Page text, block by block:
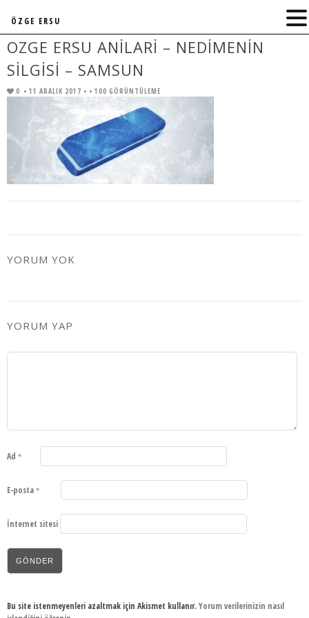
OZGE ERSU ANILARI – NEDIMENIN
SILGISI – SAMSUN
0 • 11 ARALIK 2017 • • 100 GÖRÜNTÜLEME
YORUM YOK
YORUM YAP
Ad *
E-posta *
İnternet sitesi
Bu site istenmeyenleri azaltmak için Akismet kullanır.Yorum verilerinizin nasıl
ÖZGE ERSU